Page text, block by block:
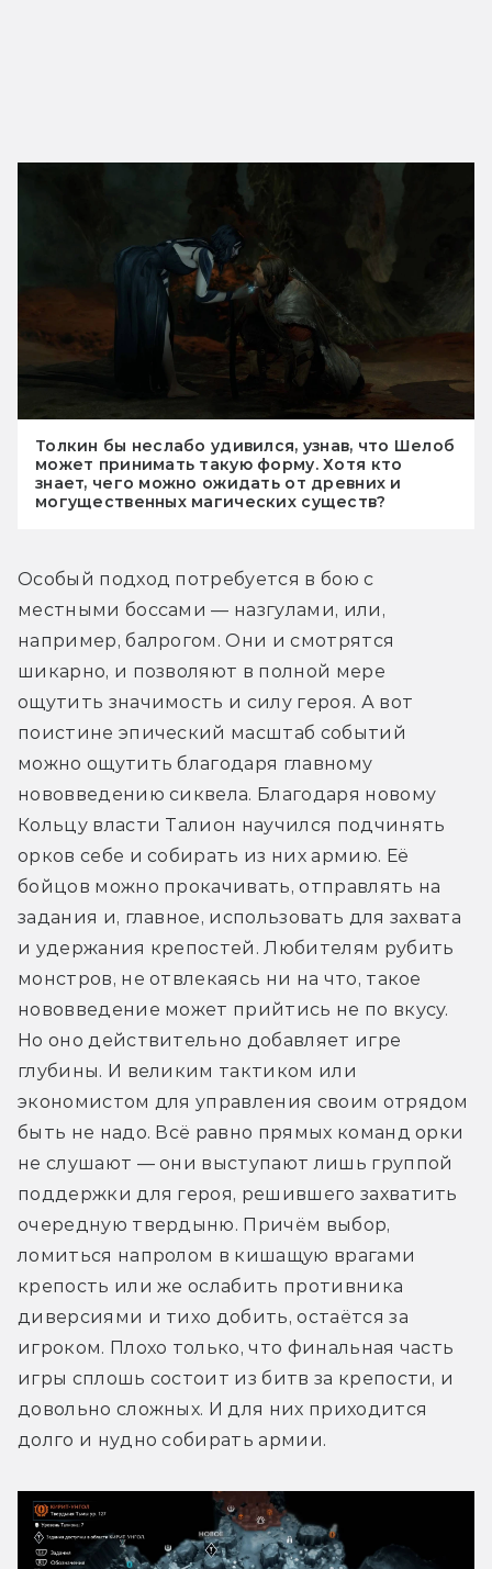
Толкин бы неслабо удивился, узнав, что Шелоб
может принимать такую форму. Хотя кто
знает, чего можно ожидать от древних и
могущественных магических существ?
Особый подход потребуется в бою с
местными боссами — назгулами, или,
например, балрогом. Они и смотрятся
шикарно, и позволяют в полной мере
ощутить значимость и силу героя. А вот
поистине эпический масштаб событий
можно ощутить благодаря главному
нововведению сиквела. Благодаря новому
Кольцу власти Талион научился подчинять
орков себе и собирать из них армию. Её
бойцов можно прокачивать, отправлять на
задания и, главное, использовать для захвата
и удержания крепостей. Любителям рубить
монстров, не отвлекаясь ни на что, такое
нововведение может прийтись не по вкусу.
Но оно действительно добавляет игре
глубины. И великим тактиком или
экономистом для управления своим отрядом
быть не надо. Всё равно прямых команд орки
не слушают — они выступают лишь группой
поддержки для героя, решившего захватить
очередную твердыню. Причём выбор,
ломиться напролом в кишащую врагами
крепость или же ослабить противника
диверсиями и тихо добить, остаётся за
игроком. Плохо только, что финальная часть
игры сплошь состоит из битв за крепости, и
довольно сложных. И для них приходится
долго и нудно собирать армии.